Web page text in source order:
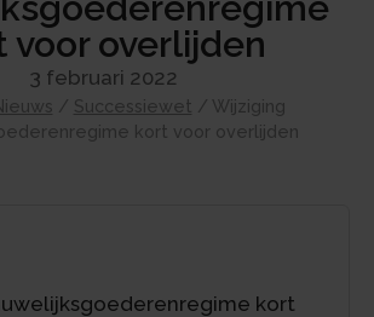
voor overlijden
3 februari 2022
/ Successiewet / Wijziging
kort voor overlijden
kort